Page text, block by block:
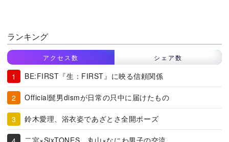
ランキング
アクセス数 シェア数
BE:FIRST『生：FIRST』に映る信頼関係
Official髭男dismが日常の只中に届けたもの
鈴木愛理、浴衣姿であざとさ全開ポーズ
二宮×SixTONES、丸山×なにわ男子の交流